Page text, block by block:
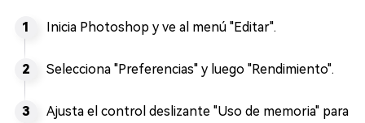
Inicia Photoshop y ve al menú "Editar".
Selecciona "Preferencias" y luego "Rendimiento".
Ajusta el control deslizante "Uso de memoria" para